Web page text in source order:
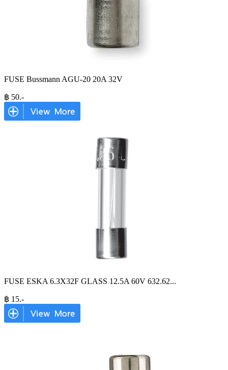
FUSE Bussmann AGU-20 20A 32V
฿ 50.-
FUSE ESKA 6.3X32F GLASS 12.5A 60V 632.62...
฿ 15.-